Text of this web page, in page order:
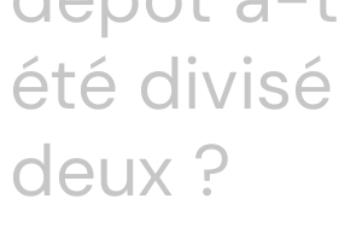
été
deux ?